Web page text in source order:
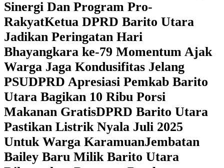
Sinergi Dan Program Pro-
RakyatKetua DPRD Barito Utara
Jadikan Peringatan Hari
Bhayangkara ke-79 Momentum Ajak
Warga Jaga Kondusifitas Jelang
PSUDPRD Apresiasi Pemkab Barito
Utara Bagikan 10 Ribu Porsi
Makanan GratisDPRD Barito Utara
Pastikan Listrik Nyala Juli 2025
Untuk Warga KaramuanJembatan
Bailey Baru Milik Barito Utara